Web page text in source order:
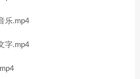
乐.mp4
字.mp4